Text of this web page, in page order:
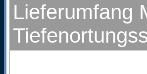
Lieferumfang